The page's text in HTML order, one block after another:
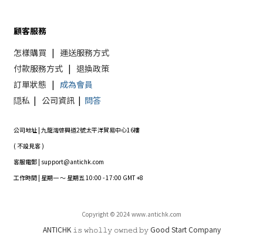
顧客服務
怎樣購買 | 運送服務方式
付款服務方式 | 退換政策
訂單狀態 | 成為會員
隠私 | 公司資訊 | 問答
公司地址 | 九龍灣啓興道2號太平洋貿易中心16樓
( 不設見客 )
客服電郵 | support@antichk.com
工作時間 | 星期一 ～ 星期五 10:00 - 17:00 GMT +8
Copyright © 2024 www.antichk.com
ANTICHK 𝚒𝚜 𝚠𝚑𝚘𝚕𝚕𝚢 𝚘𝚠𝚗𝚎𝚍 𝚋𝚢 Good Start Company